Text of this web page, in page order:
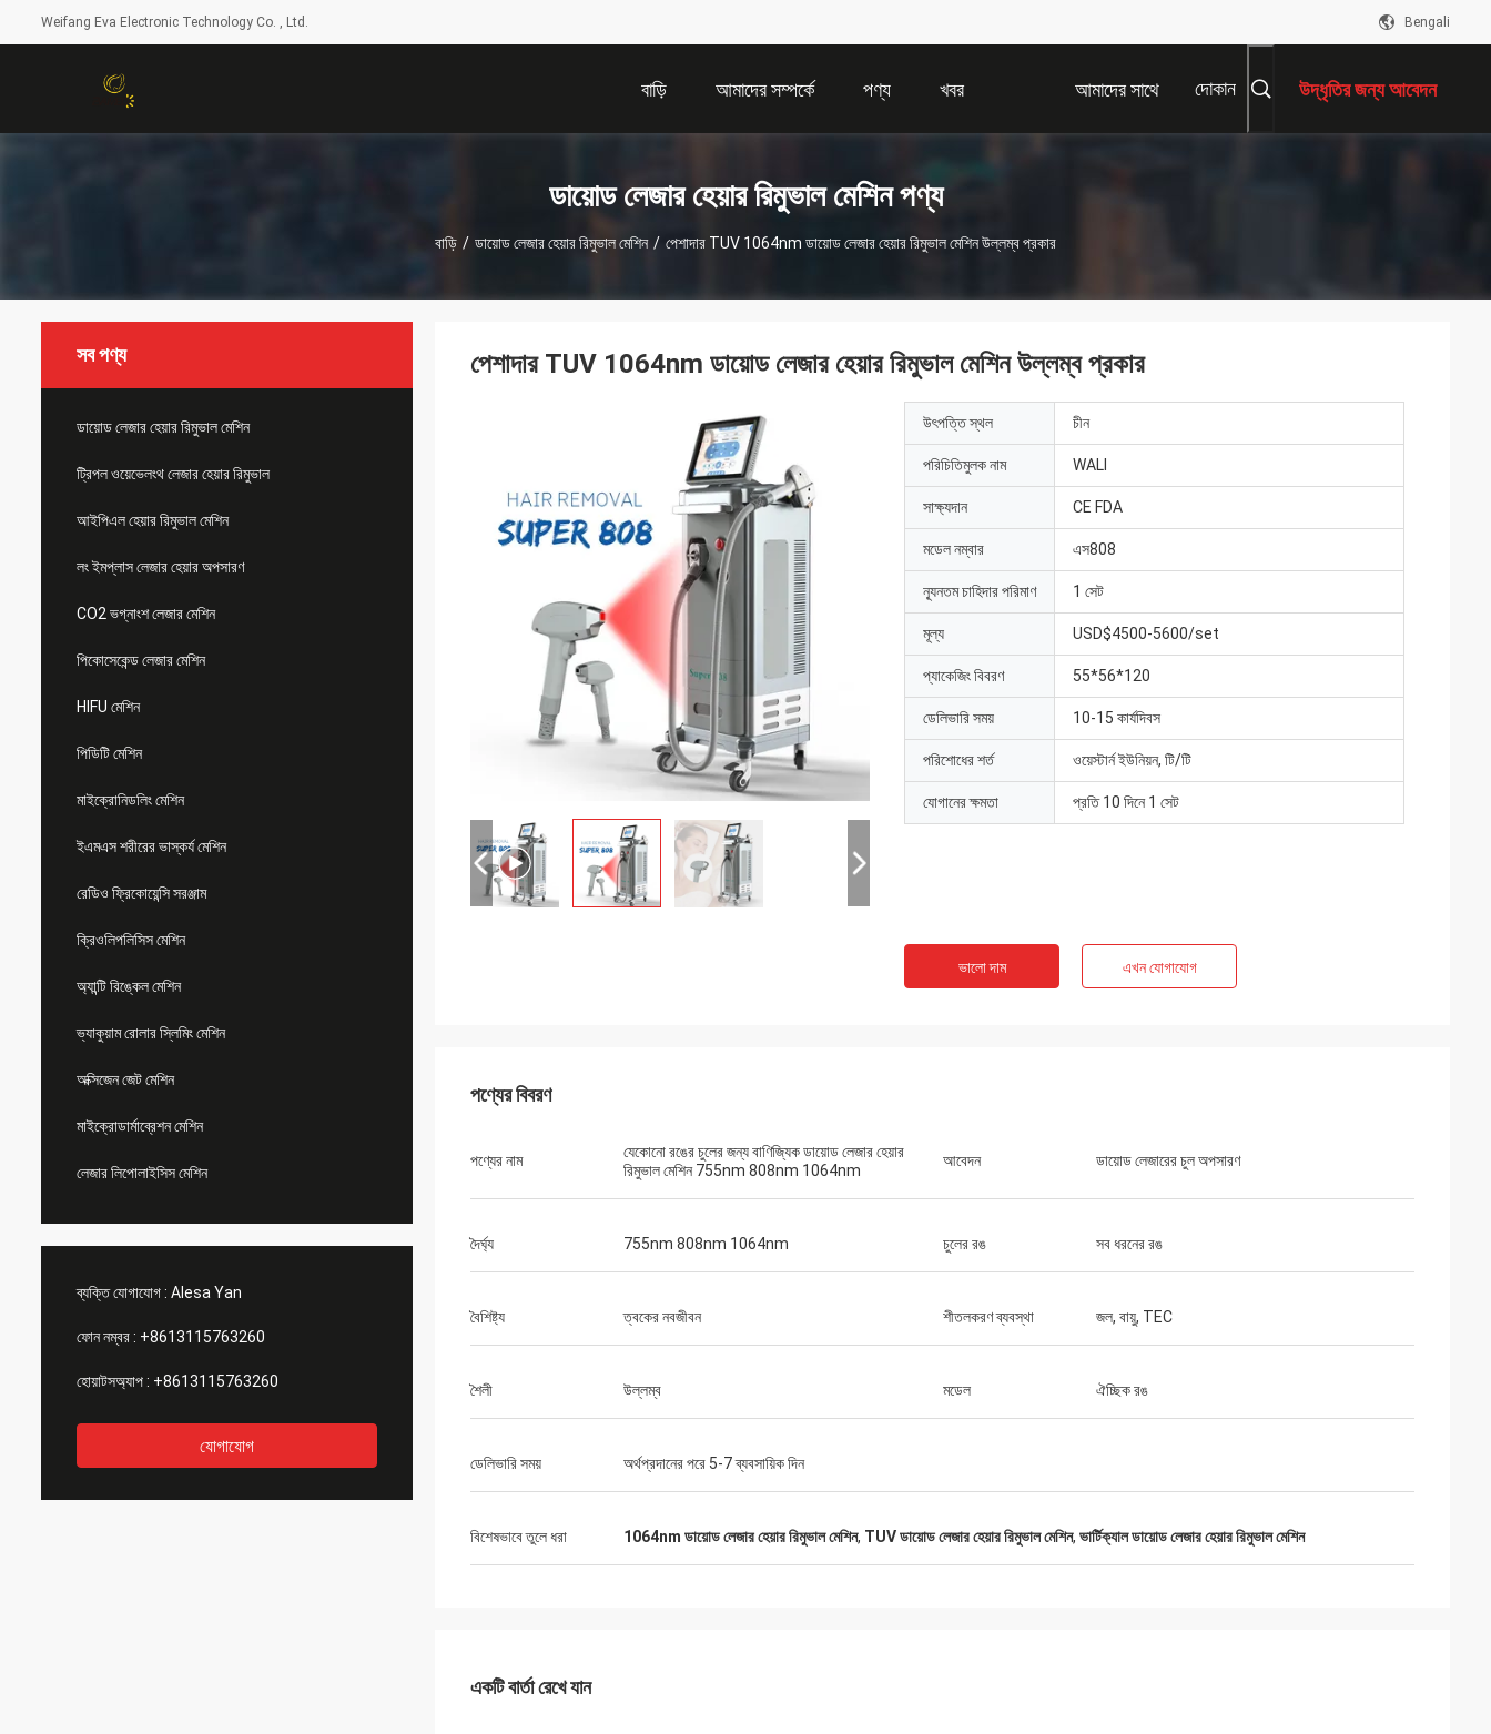
Weifang Eva Electronic Technology Co. , Ltd. Bengali
বাড়ি আমাদের সম্পর্কে পণ্য খবর আমাদের সাথে দোকান উদ্ধৃতির জন্য আবেদন
ডায়োড লেজার হেয়ার রিমুভাল মেশিন পণ্য
বাড়ি / ডায়োড লেজার হেয়ার রিমুভাল মেশিন / পেশাদার TUV 1064nm ডায়োড লেজার হেয়ার রিমুভাল মেশিন উল্লম্ব প্রকার
সব পণ্য
ডায়োড লেজার হেয়ার রিমুভাল মেশিন
ট্রিপল ওয়েভেলংথ লেজার হেয়ার রিমুভাল
আইপিএল হেয়ার রিমুভাল মেশিন
লং ইমপ্লাস লেজার হেয়ার অপসারণ
CO2 ভগ্নাংশ লেজার মেশিন
পিকোসেকেন্ড লেজার মেশিন
HIFU মেশিন
পিডিটি মেশিন
মাইক্রোনিডলিং মেশিন
ইএমএস শরীরের ভাস্কর্য মেশিন
রেডিও ফ্রিকোয়েন্সি সরঞ্জাম
ক্রিওলিপলিসিস মেশিন
অ্যান্টি রিঙ্কেল মেশিন
ভ্যাকুয়াম রোলার স্লিমিং মেশিন
অক্সিজেন জেট মেশিন
মাইক্রোডার্মাব্রেশন মেশিন
লেজার লিপোলাইসিস মেশিন
ব্যক্তি যোগাযোগ : Alesa Yan
ফোন নম্বর : +8613115763260
হোয়াটসঅ্যাপ : +8613115763260
যোগাযোগ
পেশাদার TUV 1064nm ডায়োড লেজার হেয়ার রিমুভাল মেশিন উল্লম্ব প্রকার
উৎপত্তি স্থল চীন
পরিচিতিমুলক নাম WALI
সাক্ষ্যদান CE FDA
মডেল নম্বার এস808
ন্যূনতম চাহিদার পরিমাণ 1 সেট
মূল্য USD$4500-5600/set
প্যাকেজিং বিবরণ 55*56*120
ডেলিভারি সময় 10-15 কার্যদিবস
পরিশোধের শর্ত ওয়েস্টার্ন ইউনিয়ন, টি/টি
যোগানের ক্ষমতা প্রতি 10 দিনে 1 সেট
ভালো দাম এখন যোগাযোগ
পণ্যের বিবরণ
পণ্যের নাম
যেকোনো রঙের চুলের জন্য বাণিজ্যিক ডায়োড লেজার হেয়ার
রিমুভাল মেশিন 755nm 808nm 1064nm
আবেদন ডায়োড লেজারের চুল অপসারণ
দৈর্ঘ্য 755nm 808nm 1064nm চুলের রঙ সব ধরনের রঙ
বৈশিষ্ট্য ত্বকের নবজীবন শীতলকরণ ব্যবস্থা জল, বায়ু, TEC
শৈলী উল্লম্ব মডেল ঐচ্ছিক রঙ
ডেলিভারি সময় অর্থপ্রদানের পরে 5-7 ব্যবসায়িক দিন
বিশেষভাবে তুলে ধরা 1064nm ডায়োড লেজার হেয়ার রিমুভাল মেশিন, TUV ডায়োড লেজার হেয়ার রিমুভাল মেশিন, ভার্টিক্যাল ডায়োড লেজার হেয়ার রিমুভাল মেশিন
একটি বার্তা রেখে যান